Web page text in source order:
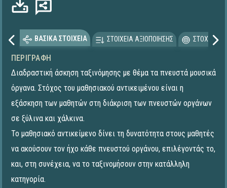
ΒΑΣΙΚΑ ΣΤΟΙΧΕΙΑ ΣΤΟΙΧΕΙΑ ΑΞΙΟΠΟΙΗΣΗΣ
ΠΕΡΙΓΡΑΦΉ
Διαδραστική άσκηση ταξινόμησης με θέμα τα πνευστά μουσικά
όργανα. Στόχος του μαθησιακού αντικειμένου είναι η
εξάσκηση των μαθητών στη διάκριση των πνευστών οργάνων
σε ξύλινα και χάλκινα.
Το μαθησιακό αντικείμενο δίνει τη δυνατότητα στους μαθητές
να ακούσουν τον ήχο κάθε πνευστού οργάνου, επιλέγοντάς το,
και, στη συνέχεια, να το ταξινομήσουν στην κατάλληλη
κατηγορία.